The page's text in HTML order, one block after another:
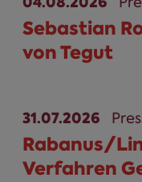
Sebastian
von Tegut
31.07.2026
Rabanus/
Verfahren